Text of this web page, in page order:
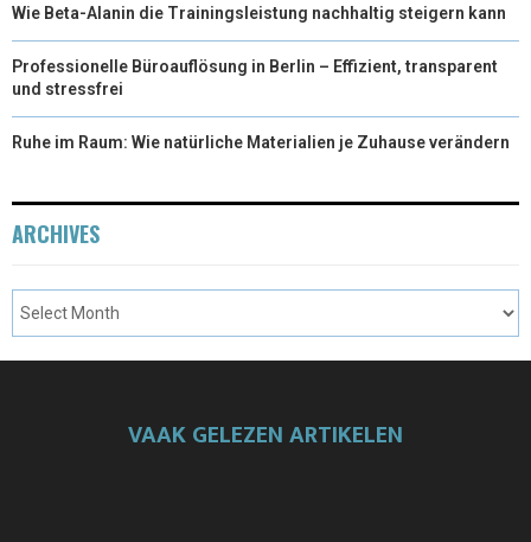
Wie Beta-Alanin die Trainingsleistung nachhaltig steigern kann
Professionelle Büroauflösung in Berlin – Effizient, transparent
und stressfrei
Ruhe im Raum: Wie natürliche Materialien je Zuhause verändern
ARCHIVES
VAAK GELEZEN ARTIKELEN